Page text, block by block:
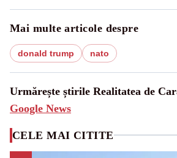
Mai multe articole despre
donald trump nato
Urmărește știrile Realitatea de
Google News
CELE MAI CITITE